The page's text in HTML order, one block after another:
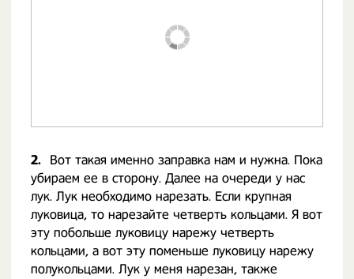
2.
Вот такая именно заправка нам и нужна. Пока
убираем ее в сторону. Далее на очереди у нас
лук. Лук необходимо нарезать. Если крупная
луковица, то нарезайте четверть кольцами. Я вот
эту побольше луковицу нарежу четверть
кольцами, а вот эту поменьше луковицу нарежу
полукольцами. Лук у меня нарезан, также